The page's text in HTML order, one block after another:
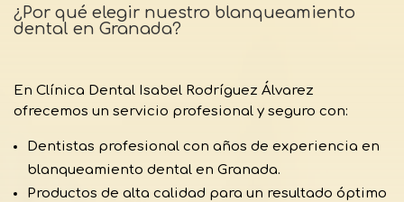
¿Por qué elegir nuestro blanqueamiento
dental en Granada?
En Clínica Dental Isabel Rodríguez Álvarez
ofrecemos un servicio profesional y seguro con:
Dentistas profesional con años de experiencia en
blanqueamiento dental en Granada.
Productos de alta calidad para un resultado óptimo